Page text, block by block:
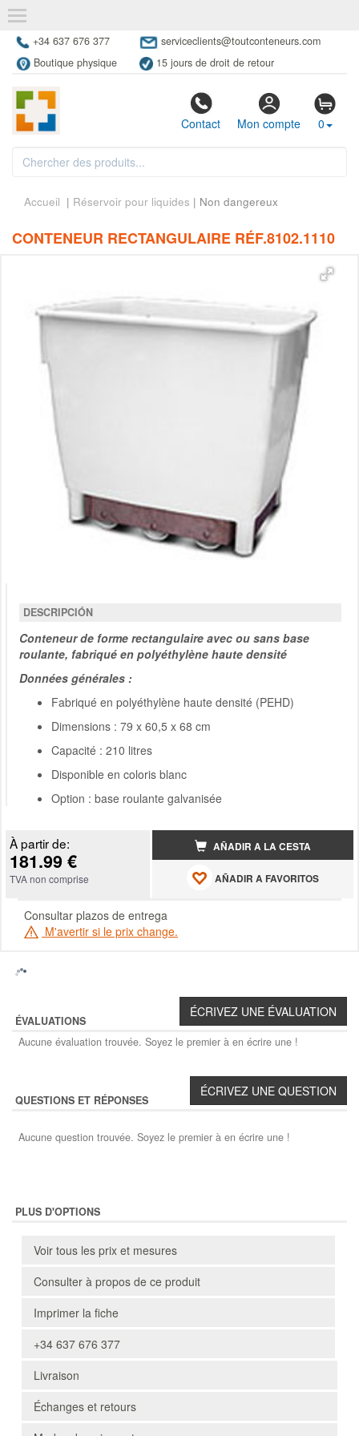
+34 637 676 377
serviceclients@toutconteneurs.com
Boutique physique
15 jours de droit de retour
Contact Mon compte 0
Accueil | Réservoir pour liquides | Non dangereux
CONTENEUR RECTANGULAIRE RÉF.8102.1110
DESCRIPCIÓN
Conteneur de forme rectangulaire avec ou sans base
roulante, fabriqué en polyéthylène haute densité
Données générales :
Fabriqué en polyéthylène haute densité (PEHD)
Dimensions : 79 x 60,5 x 68 cm
Capacité : 210 litres
Disponible en coloris blanc
Option : base roulante galvanisée
À partir de:
181.99 €
TVA non comprise
AÑADIR A LA CESTA
AÑADIR A FAVORITOS
Consultar plazos de entrega
M'avertir si le prix change.
ÉVALUATIONS
Aucune évaluation trouvée. Soyez le premier à en écrire une !
QUESTIONS ET RÉPONSES
Aucune question trouvée. Soyez le premier à en écrire une !
PLUS D'OPTIONS
Voir tous les prix et mesures
Consulter à propos de ce produit
Imprimer la fiche
+34 637 676 377
Livraison
Échanges et retours